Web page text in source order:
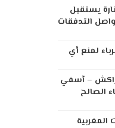
المنارة يستقبل
تواصل التدفقات
لمنع أي
– آسفي
الصالح